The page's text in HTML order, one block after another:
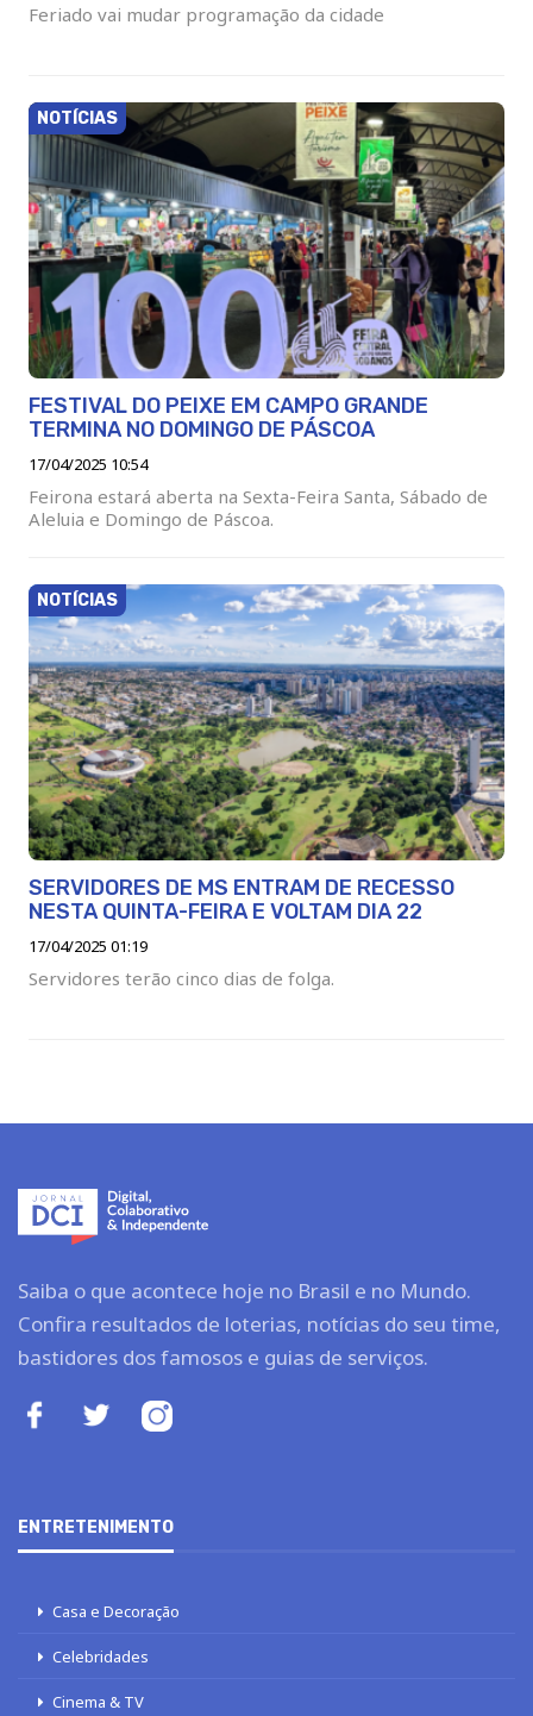
Feriado vai mudar programação da cidade
NOTÍCIAS
FESTIVAL DO PEIXE EM CAMPO GRANDE
TERMINA NO DOMINGO DE PÁSCOA
17/04/2025 10:54
Feirona estará aberta na Sexta-Feira Santa, Sábado de
Aleluia e Domingo de Páscoa.
NOTÍCIAS
SERVIDORES DE MS ENTRAM DE RECESSO
NESTA QUINTA-FEIRA E VOLTAM DIA 22
17/04/2025 01:19
Servidores terão cinco dias de folga.
Saiba o que acontece hoje no Brasil e no Mundo.
Confira resultados de loterias, notícias do seu time,
bastidores dos famosos e guias de serviços.
ENTRETENIMENTO
Casa e Decoração
Celebridades
Cinema & TV